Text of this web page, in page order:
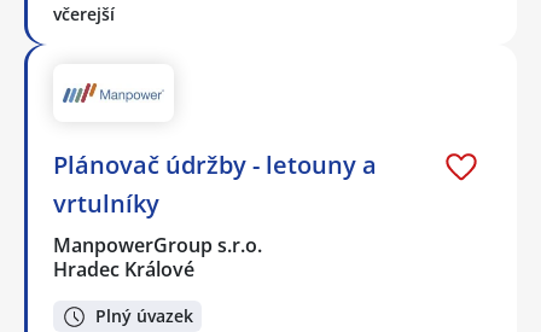
včerejší
Plánovač údržby - letouny a
vrtulníky
ManpowerGroup s.r.o.
Hradec Králové
Plný úvazek